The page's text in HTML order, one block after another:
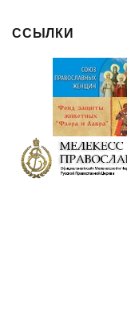
ССЫЛКИ